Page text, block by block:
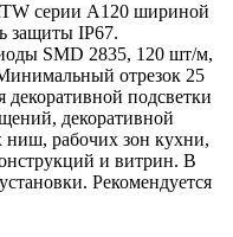
серии A120 шириной
защиты IP67.
SMD 2835, 120 шт/м,
отрезок 25
подсветки
декоративной
ниш, рабочих зон кухни,
и витрин. В
Рекомендуется